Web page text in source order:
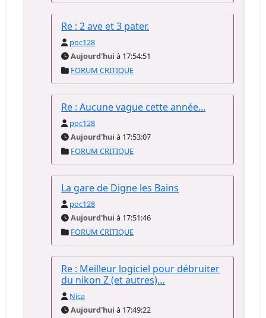
Re : 2 ave et 3 pater.
poc128
Aujourd'hui à 17:54:51
FORUM CRITIQUE
Re : Aucune vague cette année...
poc128
Aujourd'hui à 17:53:07
FORUM CRITIQUE
La gare de Digne les Bains
poc128
Aujourd'hui à 17:51:46
FORUM CRITIQUE
Re : Meilleur logiciel pour débruiter
du nikon Z (et autres)…
Nica
Aujourd'hui à 17:49:22